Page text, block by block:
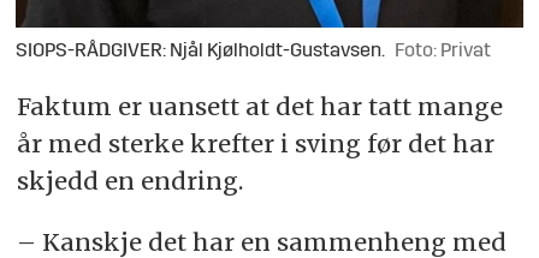
SIOPS-RÅDGIVER: Njål Kjølholdt-Gustavsen. Foto: Privat
Faktum er uansett at det har tatt mange
år med sterke krefter i sving før det har
skjedd en endring.
– Kanskje det har en sammenheng med